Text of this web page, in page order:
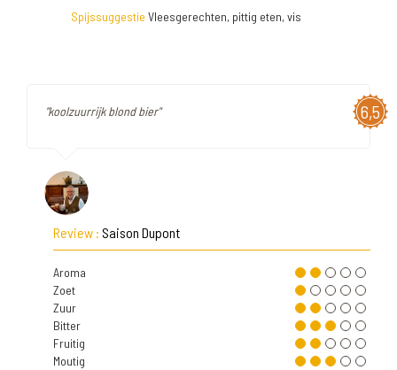
Spijssuggestie Vleesgerechten, pittig eten, vis
6,5
"koolzuurrijk blond bier"
Review : Saison Dupont
Aroma
Zoet
Zuur
Bitter
Fruitig
Moutig